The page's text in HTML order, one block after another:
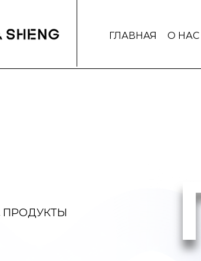
ГЛАВНАЯ О НАС
ПРОДУКТЫ